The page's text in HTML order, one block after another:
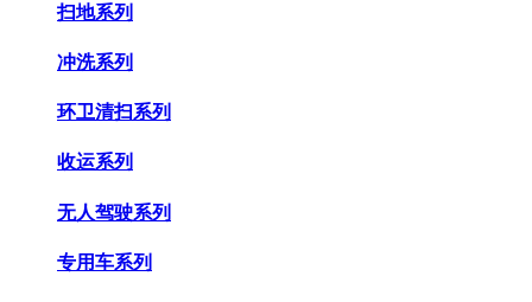
扫地系列
冲洗系列
环卫清扫系列
收运系列
无人驾驶系列
专用车系列